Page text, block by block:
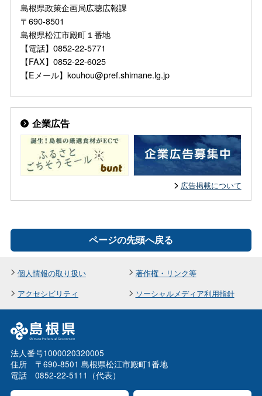
島根県政策企画局広聴広報課
〒690-8501
島根県松江市殿町１番地
【電話】0852-22-5771
【FAX】0852-22-6025
【Eメール】kouhou@pref.shimane.lg.jp
企業広告
広告掲載について
ページの先頭へ戻る
個人情報の取り扱い
著作権・リンク等
アクセシビリティ
ソーシャルメディア利用指針
法人番号1000020320005
住所 〒690-8501 島根県松江市殿町1番地
電話 0852-22-5111（代表）